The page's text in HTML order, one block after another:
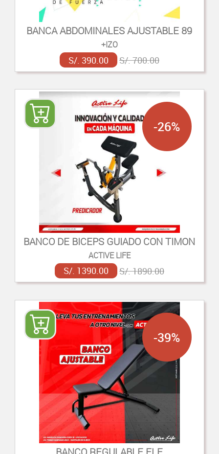
BANCA ABDOMINALES AJUSTABLE 89
+IZO
S/. 390.00 S/. 700.00
BANCO DE BICEPS GUIADO CON TIMON
ACTIVE LIFE
S/. 1390.00 S/. 1890.00
-26%
-39%